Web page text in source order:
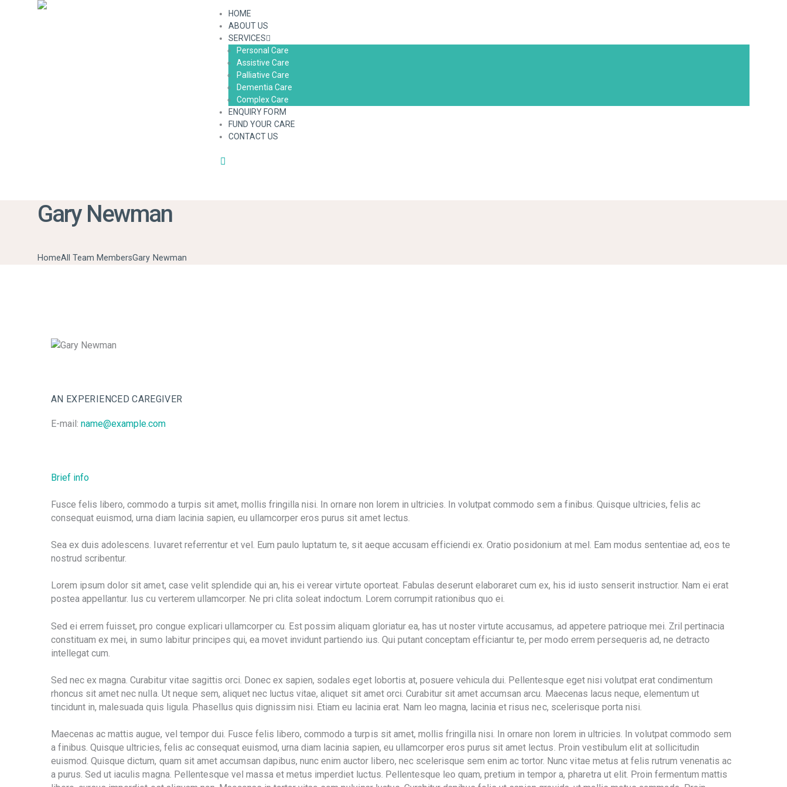
HOME
ABOUT US
SERVICES
Personal Care
Assistive Care
Palliative Care
Dementia Care
Complex Care
ENQUIRY FORM
FUND YOUR CARE
CONTACT US
Gary Newman
HomeAll Team MembersGary Newman
ABOUT US
SERVICES
ENQUIRY FORM
AN EXPERIENCED CAREGIVER
E-mail:name@example.com
Brief info
Fusce felis libero, commodo a turpis sit amet, mollis fringilla nisi. In ornare non lorem in ultricies. In volutpat commodo sem a finibus. Quisque ultricies, felis ac
consequat euismod, urna diam lacinia sapien, eu ullamcorper eros purus sit amet lectus.
Sea ex duis adolescens. Iuvaret referrentur et vel. Eum paulo luptatum te, sit aeque accusam efficiendi ex. Oratio posidonium at mel. Eam modus sententiae ad, eos te
nostrud scribentur.
Lorem ipsum dolor sit amet, case velit splendide qui an, his ei verear virtute oporteat. Fabulas deserunt elaboraret cum ex, his id iusto senserit instructior. Nam ei erat
postea appellantur. Ius cu verterem ullamcorper. Ne pri clita soleat indoctum. Lorem corrumpit rationibus quo ei.
Sed ei errem fuisset, pro congue explicari ullamcorper cu. Est possim aliquam gloriatur ea, has ut noster virtute accusamus, ad appetere patrioque mei. Zril pertinacia
constituam ex mei, in sumo labitur principes qui, ea movet invidunt partiendo ius. Qui putant conceptam efficiantur te, per modo errem persequeris ad, ne detracto
intellegat cum.
Sed nec ex magna. Curabitur vitae sagittis orci. Donec ex sapien, sodales eget lobortis at, posuere vehicula dui. Pellentesque eget nisi volutpat erat condimentum
rhoncus sit amet nec nulla. Ut neque sem, aliquet nec luctus vitae, aliquet sit amet orci. Curabitur sit amet accumsan arcu. Maecenas lacus neque, elementum ut
tincidunt in, malesuada quis ligula. Phasellus quis dignissim nisi. Etiam eu lacinia erat. Nam leo magna, lacinia et risus nec, scelerisque porta nisi.
Maecenas ac mattis augue, vel tempor dui. Fusce felis libero, commodo a turpis sit amet, mollis fringilla nisi. In ornare non lorem in ultricies. In volutpat commodo sem
a finibus. Quisque ultricies, felis ac consequat euismod, urna diam lacinia sapien, eu ullamcorper eros purus sit amet lectus. Proin vestibulum elit at sollicitudin
euismod. Quisque dictum, quam sit amet accumsan dapibus, nunc enim auctor libero, nec scelerisque sem enim ac tortor. Nunc vitae metus at felis rutrum venenatis ac
a purus. Sed ut iaculis magna. Pellentesque vel massa et metus imperdiet luctus. Pellentesque leo quam, pretium in tempor a, pharetra ut elit. Proin fermentum mattis